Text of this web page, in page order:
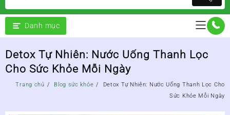
Danh mục
Detox Tự Nhiên: Nước Uống Thanh Lọc
Cho Sức Khỏe Mỗi Ngày
Trang chủ Blog sức khỏe
Detox Tự Nhiên: Nước Uống Thanh Lọc Cho
Sức Khỏe Mỗi Ngày